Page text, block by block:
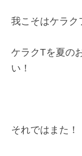
我こそはケラ
ケラクTを夏の
い！
それではまた！